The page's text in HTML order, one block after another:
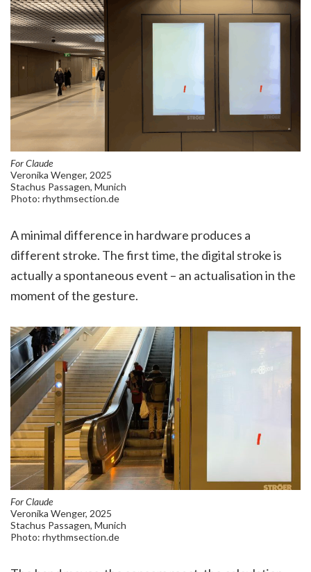
For Claude
Veronika Wenger, 2025
Stachus Passagen, Munich
Photo: rhythmsection.de
A minimal difference in hardware produces a
different stroke. The first time, the digital stroke is
actually a spontaneous event – an actualisation in the
moment of the gesture.
For Claude
Veronika Wenger, 2025
Stachus Passagen, Munich
Photo: rhythmsection.de